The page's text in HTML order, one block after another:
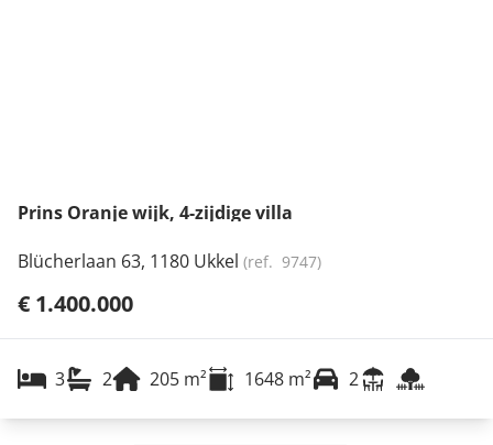
Prins Oranje wijk, 4-zijdige villa
Blücherlaan 63, 1180 Ukkel (ref. 9747)
€ 1.400.000
3 2 205 m² 1648 m² 2